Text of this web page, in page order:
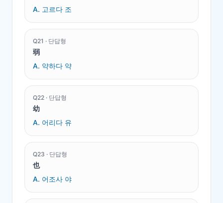
A. 고르다 조
Q21 · 단답형
弱
A. 약하다 약
Q22 · 단답형
幼
A. 어리다 유
Q23 · 단답형
也
A. 어조사 야